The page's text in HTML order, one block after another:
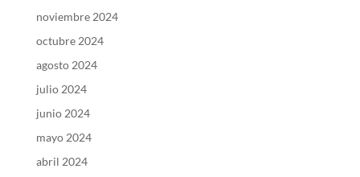
noviembre 2024
octubre 2024
agosto 2024
julio 2024
junio 2024
mayo 2024
abril 2024